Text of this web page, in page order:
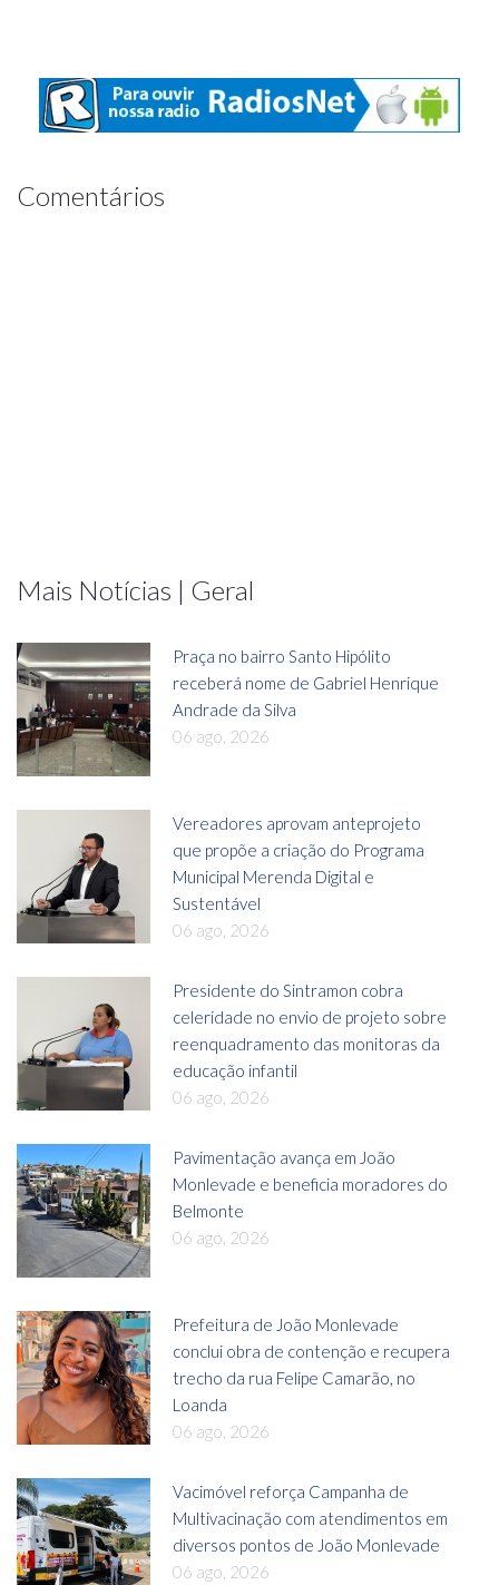
Comentários
Mais Notícias | Geral
Praça no bairro Santo Hipólito
receberá nome de Gabriel Henrique
Andrade da Silva
06 ago, 2026
Vereadores aprovam anteprojeto
que propõe a criação do Programa
Municipal Merenda Digital e
Sustentável
06 ago, 2026
Presidente do Sintramon cobra
celeridade no envio de projeto sobre
reenquadramento das monitoras da
educação infantil
06 ago, 2026
Pavimentação avança em João
Monlevade e beneficia moradores do
Belmonte
06 ago, 2026
Prefeitura de João Monlevade
conclui obra de contenção e recupera
trecho da rua Felipe Camarão, no
Loanda
06 ago, 2026
Vacimóvel reforça Campanha de
Multivacinação com atendimentos em
diversos pontos de João Monlevade
06 ago, 2026